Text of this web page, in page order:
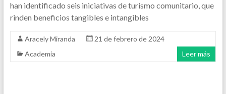
han identificado seis iniciativas de turismo comunitario, que
rinden beneficios tangibles e intangibles
Aracely Miranda
21 de febrero de 2024
Academia
Leer más